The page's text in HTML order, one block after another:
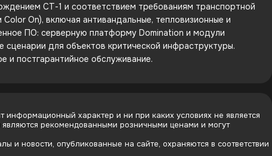
СТ-1 и соответствием требованиям транспортной
On), включая антивандальные, тепловизионные и
ПО: серверную платформу Domination и модули
для объектов критической инфраструктуры.
и постгарантийное обслуживание.
информационный характер и ни при каких условиях не является
рекомендованными розничными ценами и могут
новости, опубликованные на сайте, охраняются в соответствии